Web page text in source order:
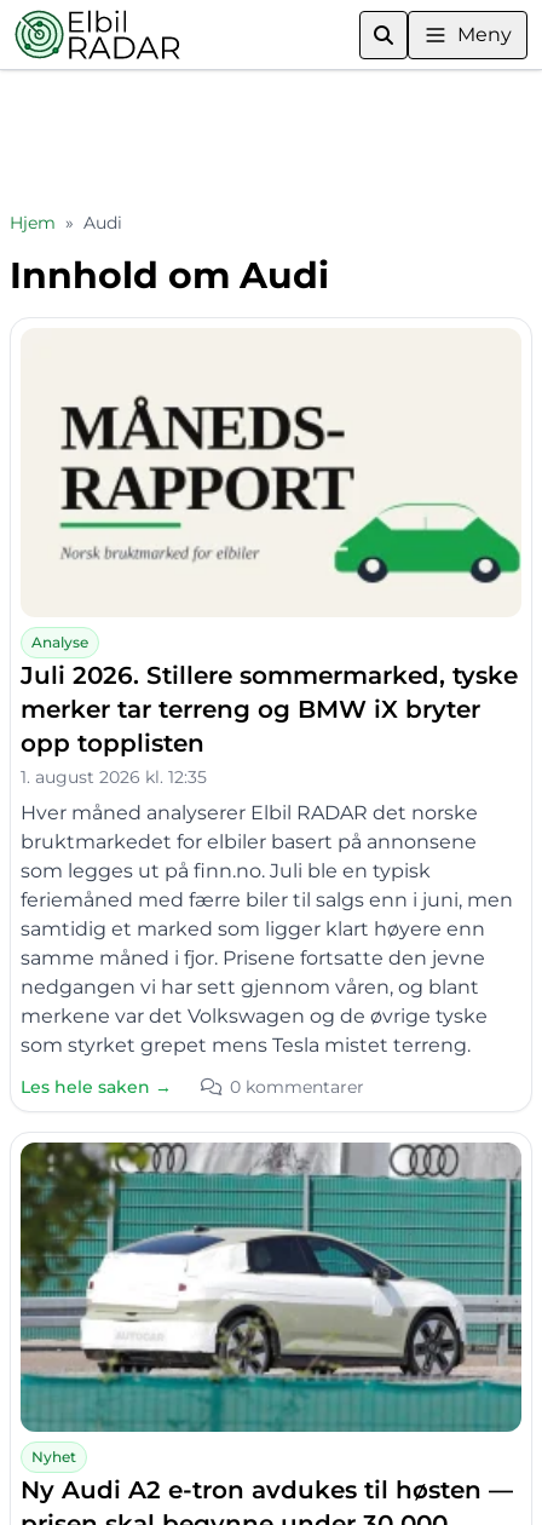
Meny
Hjem » Audi
Innhold om Audi
Analyse
Juli 2026. Stillere sommermarked, tyske
merker tar terreng og BMW iX bryter
opp topplisten
1. august 2026 kl. 12:35
Hver måned analyserer Elbil RADAR det norske
bruktmarkedet for elbiler basert på annonsene
som legges ut på finn.no. Juli ble en typisk
feriemåned med færre biler til salgs enn i juni, men
samtidig et marked som ligger klart høyere enn
samme måned i fjor. Prisene fortsatte den jevne
nedgangen vi har sett gjennom våren, og blant
merkene var det Volkswagen og de øvrige tyske
som styrket grepet mens Tesla mistet terreng.
Les hele saken → 0 kommentarer
Nyhet
Ny Audi A2 e-tron avdukes til høsten —